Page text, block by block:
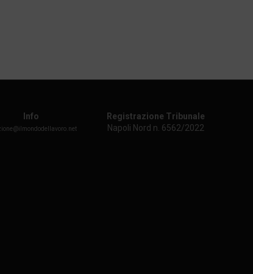
Info
Registrazione Tribunale
Napoli Nord n. 6562/2022